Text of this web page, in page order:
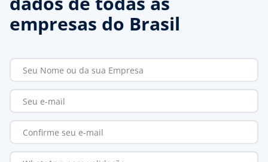
empresas do Brasil